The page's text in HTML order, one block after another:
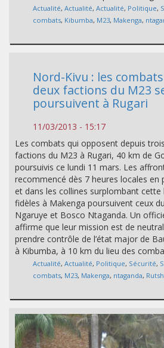
Actualité, Actualité, Actualité, Politique,
combats, Kibumba, M23, Makenga,
Nord-Kivu : les
deux factions du M23
poursuivent à Rugari
11/03/2013 - 15:17
Les combats qui opposent depuis
factions du M23 à Rugari, 40 km de
poursuivis ce lundi 11 mars. Les
recommencé dès 7 heures locales en
et dans les collines surplombant
fidèles à Makenga poursuivent ceux
Ngaruye et Bosco Ntaganda. Un
affirme que leur mission est de
prendre contrôle de l’état major de
à Kibumba, à 10 km du lieu des
Actualité, Actualité, Politique, Sécurité,
combats, M23, Makenga, ntaganda,